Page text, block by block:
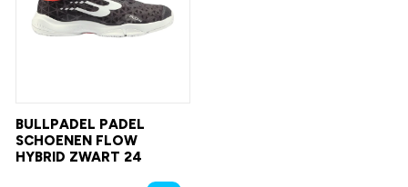
BULLPADEL PADEL
SCHOENEN FLOW
HYBRID ZWART 24